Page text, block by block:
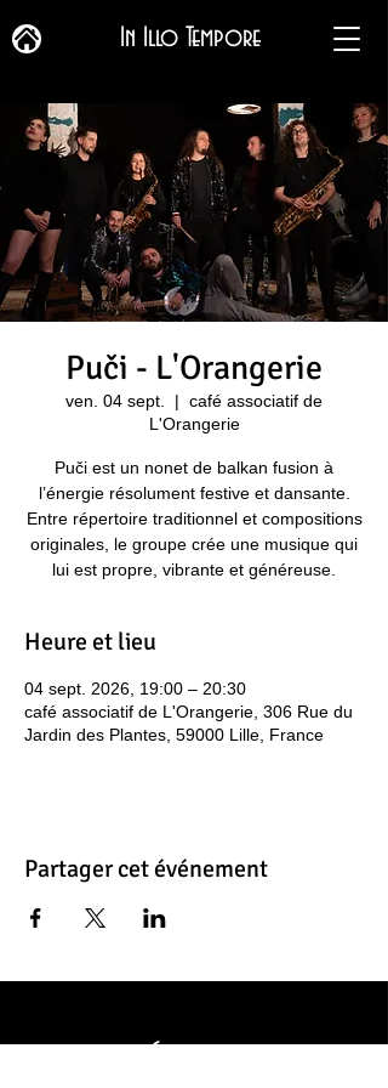
In Illo Tempore
Puči - L'Orangerie
ven. 04 sept.
  |
café associatif de
L'Orangerie
Puči est un nonet de balkan fusion à
l’énergie résolument festive et dansante.
Entre répertoire traditionnel et compositions
originales, le groupe crée une musique qui
lui est propre, vibrante et généreuse.
Heure et lieu
04 sept. 2026, 19:00 – 20:30
café associatif de L'Orangerie, 306 Rue du
Jardin des Plantes, 59000 Lille, France
Partager cet événement
Contacts